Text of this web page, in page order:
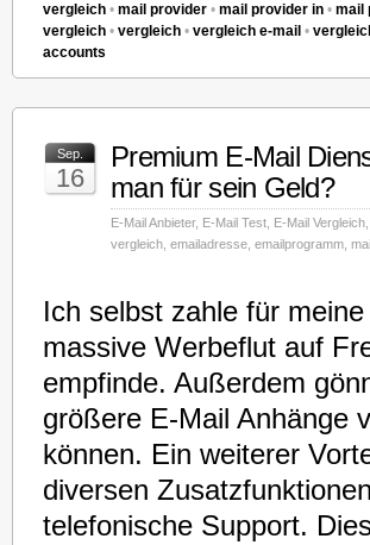
vergleich • mail provider • mail provider in • mail
vergleich • vergleich • vergleich e-mail •
accounts
Sep.
16
Premium E-Mail
man für sein Geld?
E-Mail Anbieter, E-Mail Test E-Mail Vergleich
vergleich emailadresse emailprogramm
Ich selbst zahle für meine
massive Werbeflut auf
empfinde. Außerdem
größere E-Mail Anhänge
können. Ein weiterer
diversen
telefonische Support.